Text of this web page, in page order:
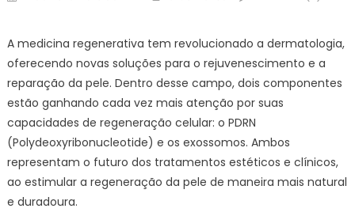
A medicina regenerativa tem revolucionado a dermatologia,
oferecendo novas soluções para o rejuvenescimento e a
reparação da pele. Dentro desse campo, dois componentes
estão ganhando cada vez mais atenção por suas
capacidades de regeneração celular: o PDRN
(Polydeoxyribonucleotide) e os exossomos. Ambos
representam o futuro dos tratamentos estéticos e clínicos,
ao estimular a regeneração da pele de maneira mais natural
e duradoura.